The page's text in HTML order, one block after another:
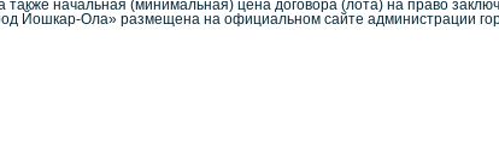
начальная (минимальная) цена договора (лота) на право
Йошкар-Ола» размещена на официальном сайте администрации